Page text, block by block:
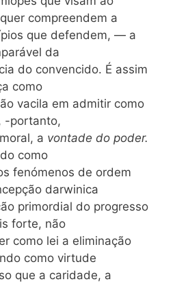
compreendem a
que defendem, — a
da
do convencido. É assim
como
vacila em admitir como
-portanto,
a vontade do poder.
como
fenómenos de ordem
darwinica
primordial do progresso
forte, não
como lei a eliminação
como virtude
que a caridade, a